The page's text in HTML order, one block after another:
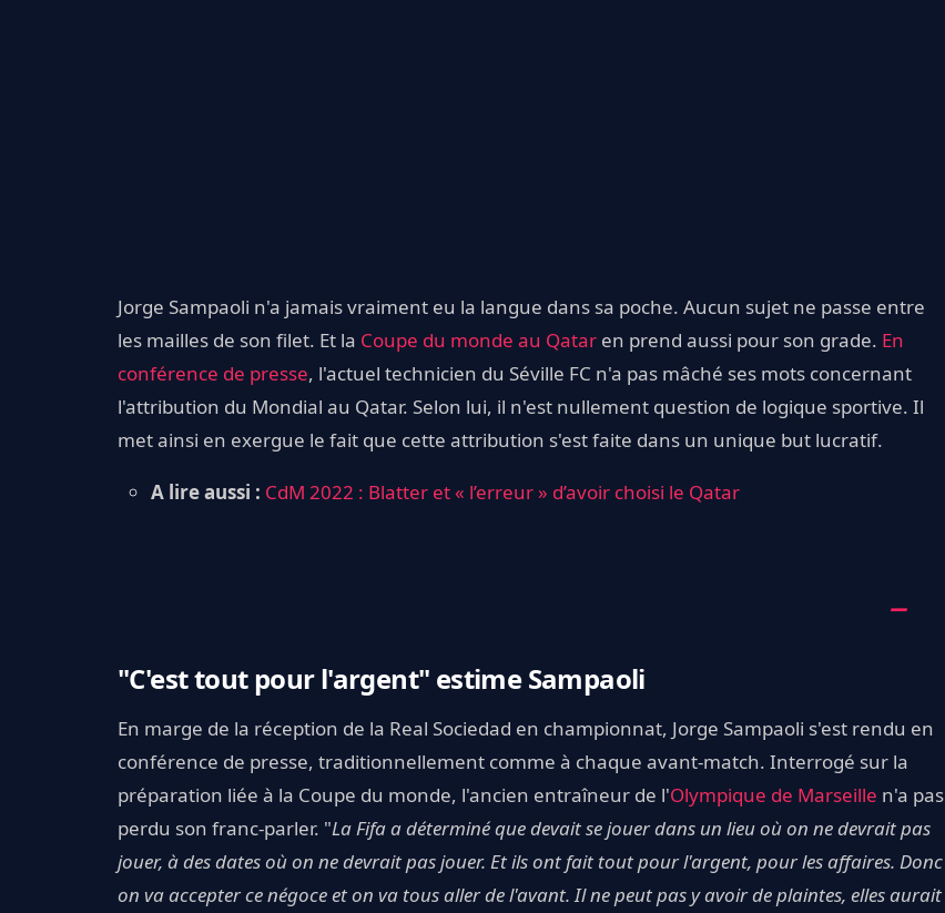
Jorge Sampaoli n'a jamais vraiment eu la langue dans sa poche. Aucun sujet ne passe entre
les mailles de son filet. Et la Coupe du monde au Qatar en prend aussi pour son grade. En
conférence de presse, l'actuel technicien du Séville FC n'a pas mâché ses mots concernant
l'attribution du Mondial au Qatar. Selon lui, il n'est nullement question de logique sportive. Il
met ainsi en exergue le fait que cette attribution s'est faite dans un unique but lucratif.
A lire aussi : CdM 2022 : Blatter et « l’erreur » d’avoir choisi le Qatar
"C'est tout pour l'argent" estime Sampaoli
En marge de la réception de la Real Sociedad en championnat, Jorge Sampaoli s'est rendu en
conférence de presse, traditionnellement comme à chaque avant-match. Interrogé sur la
préparation liée à la Coupe du monde, l'ancien entraîneur de l'Olympique de Marseille n'a pas
perdu son franc-parler. "La Fifa a déterminé que devait se jouer dans un lieu où on ne devrait pas
jouer, à des dates où on ne devrait pas jouer. Et ils ont fait tout pour l'argent, pour les affaires. Donc
on va accepter ce négoce et on va tous aller de l'avant. Il ne peut pas y avoir de plaintes, elles aurait